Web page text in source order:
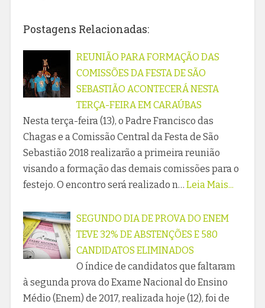
Postagens Relacionadas:
REUNIÃO PARA FORMAÇÃO DAS
COMISSÕES DA FESTA DE SÃO
SEBASTIÃO ACONTECERÁ NESTA
TERÇA-FEIRA EM CARAÚBAS
Nesta terça-feira (13), o Padre Francisco das
Chagas e a Comissão Central da Festa de São
Sebastião 2018 realizarão a primeira reunião
visando a formação das demais comissões para o
festejo. O encontro será realizado n… Leia Mais...
SEGUNDO DIA DE PROVA DO ENEM
TEVE 32% DE ABSTENÇÕES E 580
CANDIDATOS ELIMINADOS
O índice de candidatos que faltaram
à segunda prova do Exame Nacional do Ensino
Médio (Enem) de 2017, realizada hoje (12), foi de